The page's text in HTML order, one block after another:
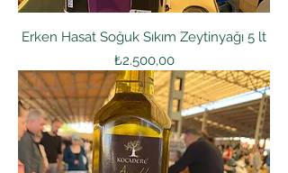
Erken Hasat Soğuk Sıkım Zeytinyağı 5 lt
Fiyat
₺2.500,00